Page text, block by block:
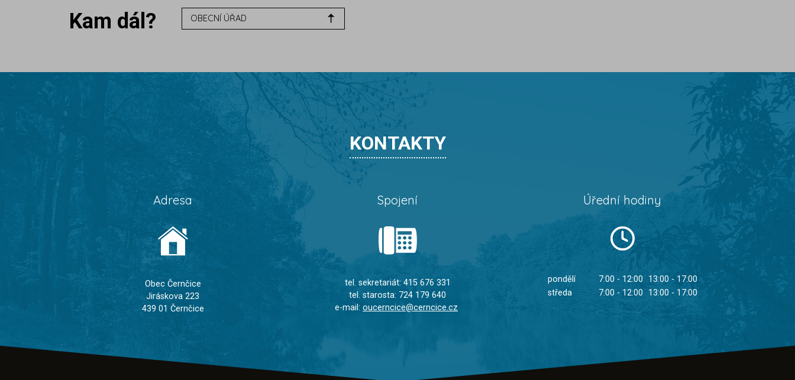
Kam dál? OBECNÍ ÚŘAD
KONTAKTY
Adresa
Obec Černčice
Jiráskova 223
439 01 Černčice
Spojení
tel. sekretariát: 415 676 331
tel. starosta: 724 179 640
e-mail: oucerncice@cerncice.cz
Úřední hodiny
pondělí 7:00 - 12:00
13:00 - 17:00
středa
7:00 - 12:00 13:00 - 17:00